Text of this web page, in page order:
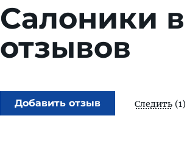
Салоники в
отзывов
Добавить отзыв Следить (1)